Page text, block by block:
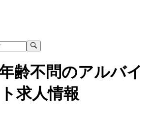
齢不問のアルバイ
求人情報